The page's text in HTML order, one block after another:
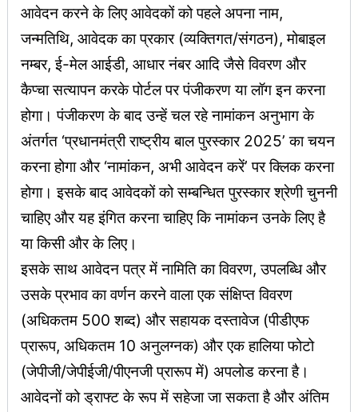
आवेदन करने के लिए आवेदकों को पहले अपना नाम,
जन्मतिथि, आवेदक का प्रकार (व्यक्तिगत/संगठन), मोबाइल
नम्बर, ई-मेल आईडी, आधार नंबर आदि जैसे विवरण और
कैप्चा सत्यापन करके पोर्टल पर पंजीकरण या लॉग इन करना
होगा। पंजीकरण के बाद उन्हें चल रहे नामांकन अनुभाग के
अंतर्गत ‘प्रधानमंत्री राष्ट्रीय बाल पुरस्कार 2025’ का चयन
करना होगा और ‘नामांकन, अभी आवेदन करें’ पर क्लिक करना
होगा। इसके बाद आवेदकों को सम्बन्धित पुरस्कार श्रेणी चुननी
चाहिए और यह इंगित करना चाहिए कि नामांकन उनके लिए है
या किसी और के लिए।
इसके साथ आवेदन पत्र में नामिति का विवरण, उपलब्धि और
उसके प्रभाव का वर्णन करने वाला एक संक्षिप्त विवरण
(अधिकतम 500 शब्द) और सहायक दस्तावेज (पीडीएफ
प्रारूप, अधिकतम 10 अनुलग्नक) और एक हालिया फोटो
(जेपीजी/जेपीईजी/पीएनजी प्रारूप में) अपलोड करना है।
आवेदनों को ड्राफ्ट के रूप में सहेजा जा सकता है और अंतिम